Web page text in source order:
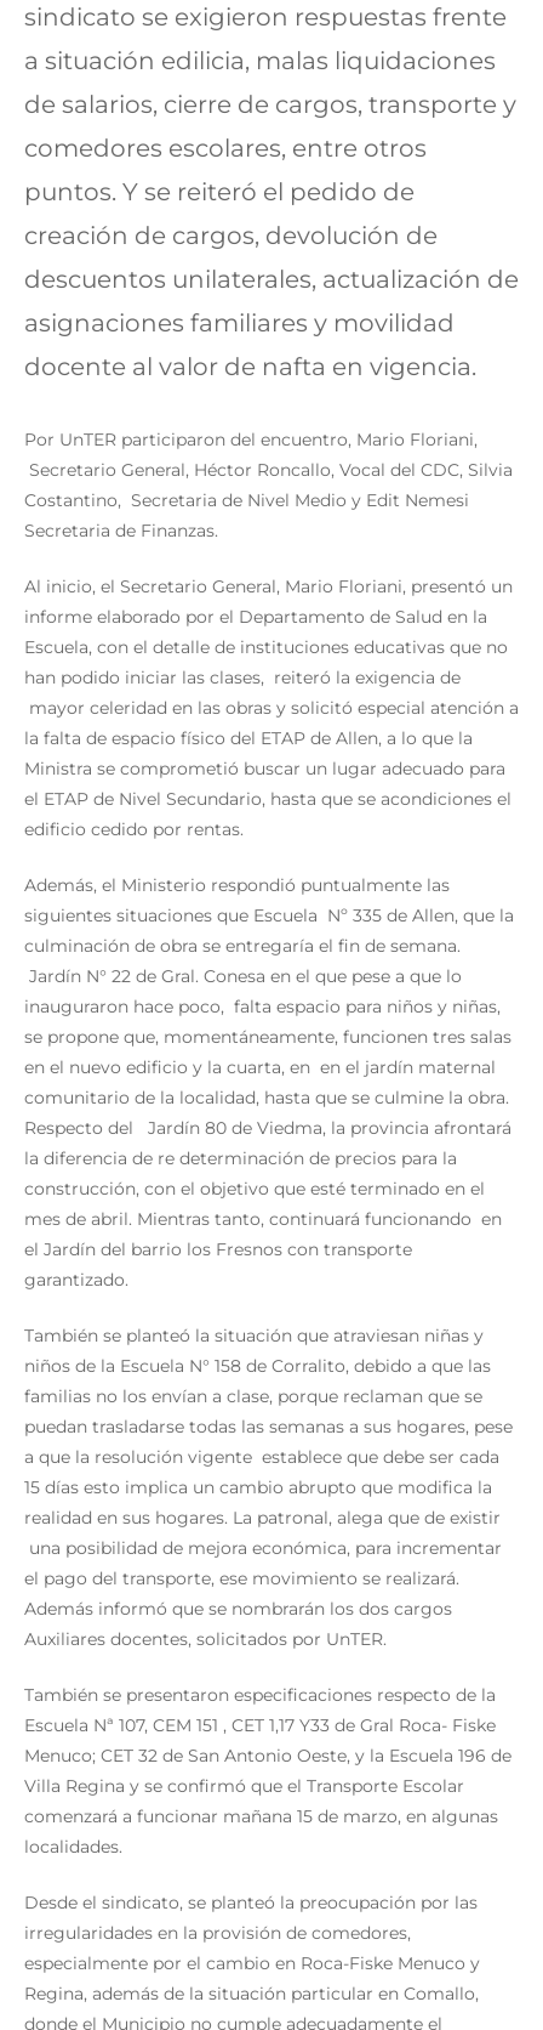
sindicato se exigieron respuestas frente
a situación edilicia, malas liquidaciones
de salarios, cierre de cargos, transporte y
comedores escolares, entre otros
puntos. Y se reiteró el pedido de
creación de cargos, devolución de
descuentos unilaterales, actualización de
asignaciones familiares y movilidad
docente al valor de nafta en vigencia.
Por UnTER participaron del encuentro, Mario Floriani,
Secretario General, Héctor Roncallo, Vocal del CDC, Silvia
Costantino, Secretaria de Nivel Medio y Edit Nemesi
Secretaria de Finanzas.
Al inicio, el Secretario General, Mario Floriani, presentó un
informe elaborado por el Departamento de Salud en la
Escuela, con el detalle de instituciones educativas que no
han podido iniciar las clases, reiteró la exigencia de
mayor celeridad en las obras y solicitó especial atención a
la falta de espacio físico del ETAP de Allen, a lo que la
Ministra se comprometió buscar un lugar adecuado para
el ETAP de Nivel Secundario, hasta que se acondiciones el
edificio cedido por rentas.
Además, el Ministerio respondió puntualmente las
siguientes situaciones que Escuela Nº 335 de Allen, que la
culminación de obra se entregaría el fin de semana.
Jardín N° 22 de Gral. Conesa en el que pese a que lo
inauguraron hace poco, falta espacio para niños y niñas,
se propone que, momentáneamente, funcionen tres salas
en el nuevo edificio y la cuarta, en en el jardín maternal
comunitario de la localidad, hasta que se culmine la obra.
Respecto del Jardín 80 de Viedma, la provincia afrontará
la diferencia de re determinación de precios para la
construcción, con el objetivo que esté terminado en el
mes de abril. Mientras tanto, continuará funcionando en
el Jardín del barrio los Fresnos con transporte
garantizado.
También se planteó la situación que atraviesan niñas y
niños de la Escuela N° 158 de Corralito, debido a que las
familias no los envían a clase, porque reclaman que se
puedan trasladarse todas las semanas a sus hogares, pese
a que la resolución vigente establece que debe ser cada
15 días esto implica un cambio abrupto que modifica la
realidad en sus hogares. La patronal, alega que de existir
una posibilidad de mejora económica, para incrementar
el pago del transporte, ese movimiento se realizará.
Además informó que se nombrarán los dos cargos
Auxiliares docentes, solicitados por UnTER.
También se presentaron especificaciones respecto de la
Escuela Nª 107, CEM 151 , CET 1,17 Y33 de Gral Roca- Fiske
Menuco; CET 32 de San Antonio Oeste, y la Escuela 196 de
Villa Regina y se confirmó que el Transporte Escolar
comenzará a funcionar mañana 15 de marzo, en algunas
localidades.
Desde el sindicato, se planteó la preocupación por las
irregularidades en la provisión de comedores,
especialmente por el cambio en Roca-Fiske Menuco y
Regina, además de la situación particular en Comallo,
donde el Municipio no cumple adecuadamente el